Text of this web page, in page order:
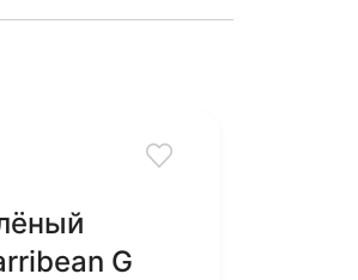
G